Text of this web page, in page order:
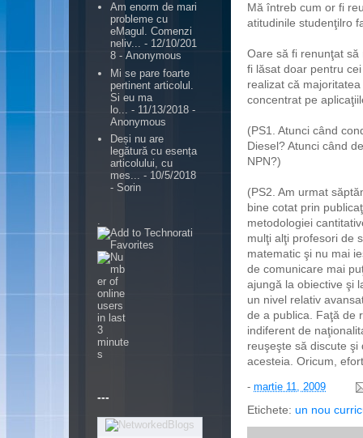
Mă întreb cum or fi
atitudinile studenţilro
Oare să fi renunţat
fi lăsat doar pentru
realizat că
concentrat pe
(PS1. Atunci când
Diesel? Atunci când
NPN?)
(PS2. Am urmat
bine cotat prin
metodologiei
mulţi alţi profesori de
matematic şi nu mai
de comunicare mai
ajungă la obiective şi
un nivel relativ
de a publica. Faţă de
indiferent de
reuşeşte să discute
acesteia. Oricum,
- martie 11, 2009
Etichete: un nou
Am enorm de mari
probleme cu
eMagul. Comenzi
neliv... - 12/10/201
8 - Anonymous
Mi se pare foarte
pertinent articolul.
Si eu ma
lo...
- 11/13/2018 -
Anonymous
Deși nu are
legătură cu esența
articolului, cu
mes... - 10/5/2018
- Sorin
---